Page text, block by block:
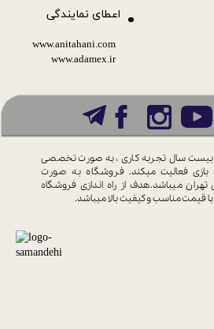
اعطای نمایندگی
www.anitahani.com
www.ada​​​​​​​mex.ir
بیست سال تجربه کاری ، به صورت تخصصی
بازی فعالیت میکند. فروشگاه به صورت
میباشد.هدف از راه اندازی فروشگاه
قیمت مناسب و کیفیت بالا میباشد.